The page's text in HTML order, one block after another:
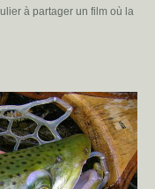
à partager un film où la